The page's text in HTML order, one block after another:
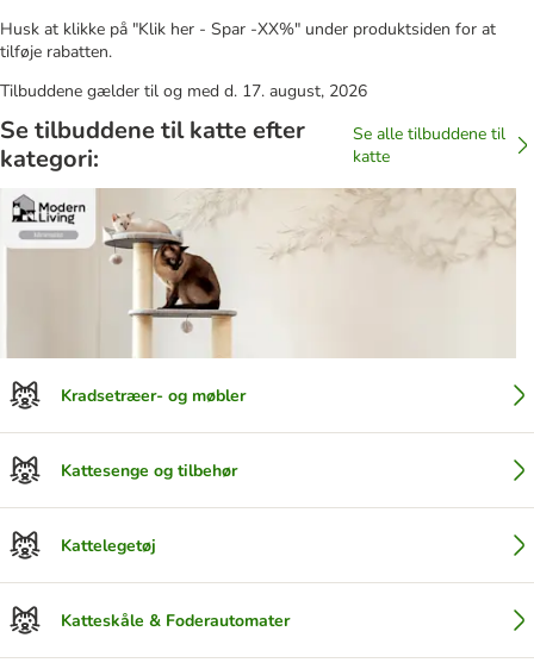
Husk at klikke på "Klik her - Spar -XX%" under produktsiden for at
tilføje rabatten.
Tilbuddene gælder til og med d. 17. august, 2026
Se tilbuddene til katte efter
kategori:
Se alle tilbuddene til
katte
Kradsetræer- og møbler
Kattesenge og tilbehør
Kattelegetøj
Katteskåle & Foderautomater